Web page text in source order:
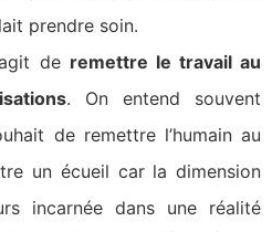
prendre soin.
de remettre le travail au
. On entend souvent
de remettre l’humain au
un écueil car la dimension
incarnée dans une réalité